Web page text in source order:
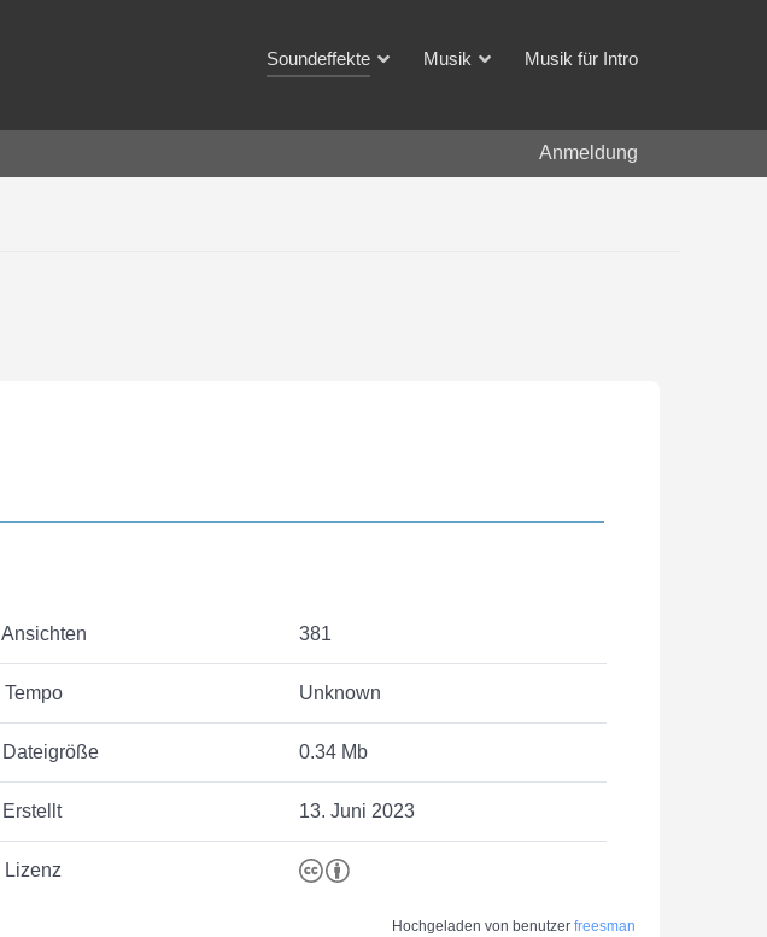
Soundeffekte Musik Musik für Intro
Anmeldung
Ansichten 381
Tempo Unknown
Dateigröße 0.34 Mb
Erstellt 13. Juni 2023
Lizenz
Hochgeladen von benutzer freesman